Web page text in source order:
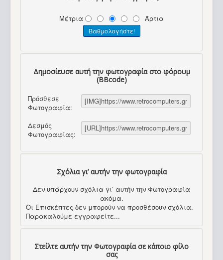
Μέτρια Άρτια
Δημοσίευσε αυτή την φωτογραφία στο φόρουμ
(BBcode)
Πρόσθεσε
Φωτογραφία:
Δεσμός
Φωτογραφίας:
Σχόλια γι’ αυτήν την φωτογραφία
Δεν υπάρχουν σχόλια γι’ αυτήν την Φωτογραφία
ακόμα.
Οι Επισκέπτες δεν μπορούν να προσθέσουν σχόλια.
Παρακαλούμε εγγραφείτε...
Στείλτε αυτήν την Φωτογραφία σε κάποιο φίλο
σας